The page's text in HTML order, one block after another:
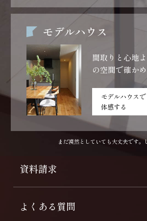
モデルハウス
間取りと心地よ
の空間で確か
モデルハウスで
体感する
まだ漠然としていても大丈夫です。
資料請求
よくある質問